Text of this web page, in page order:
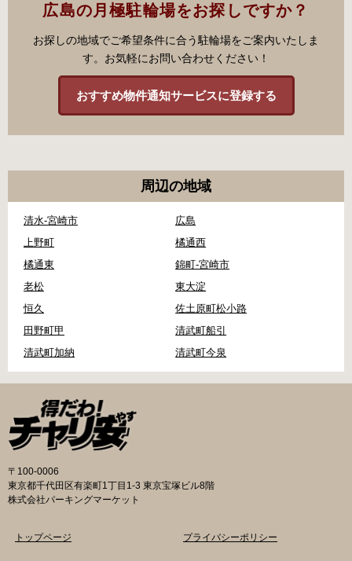
広島の月極駐輪場をお探しですか？
お探しの地域でご希望条件に合う駐輪場をご案内いたしま
す。お気軽にお問い合わせください！
おすすめ物件通知サービスに登録する
周辺の地域
清水-宮崎市
広島
上野町
橘通西
橘通東
錦町-宮崎市
老松
東大淀
恒久
佐土原町松小路
田野町甲
清武町船引
清武町加納
清武町今泉
〒100-0006
東京都千代田区有楽町1丁目1-3 東京宝塚ビル8階
株式会社パーキングマーケット
トップページ プライバシーポリシー